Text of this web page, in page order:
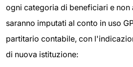
ogni categoria di beneficiari e non
saranno imputati al conto in uso
partitario contabile, con
di nuova istituzione: